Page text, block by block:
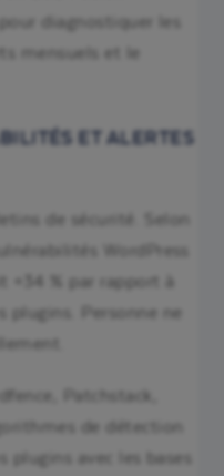
diagnostiquer les
mensuels et le
ET ALERTES
de sécurité. Selon
WordPress
+34 % par rapport à
plugins. Personne ne
Patchstack,
de détection
avec les bases